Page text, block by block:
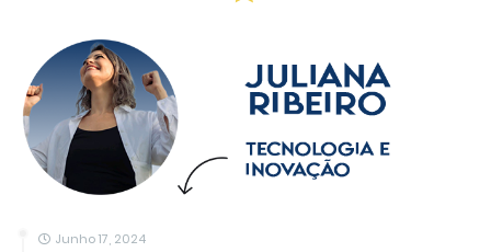
Junho 17, 2024